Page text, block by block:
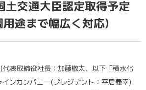
交通大臣認定取得予定
途まで幅広く対応)
表取締役社長：加藤敬太、以下「積水化
ンカンパニー(プレジデント：平居義幸)